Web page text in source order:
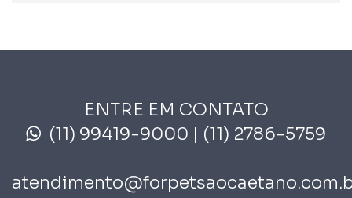
ENTRE EM CONTATO
(11) 99419-9000 | (11) 2786-5759